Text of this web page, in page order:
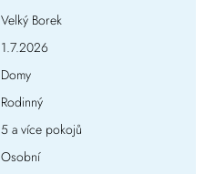
Velký Borek
1.7.2026
Domy
Rodinný
5 a více pokojů
Osobní